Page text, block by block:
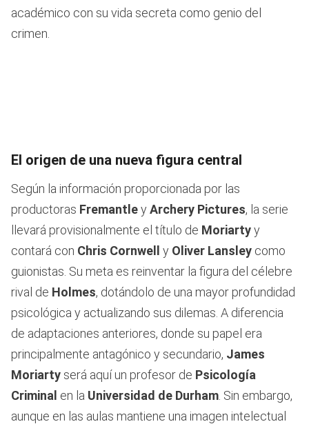
académico con su vida secreta como genio del
crimen.
El origen de una nueva figura central
Según la información proporcionada por las
productoras FremantleyArchery Pictures, la serie
llevará provisionalmente el título de Moriartyy
contará con Chris Cornwell y Oliver Lansley como
guionistas. Su meta es reinventar la figura del célebre
rival de Holmes, dotándolo de una mayor profundidad
psicológica y actualizando sus dilemas. A diferencia
de adaptaciones anteriores, donde su papel era
principalmente antagónico y secundario, James
Moriarty será aquí un profesor de Psicología
Criminal en la Universidad de Durham . Sin embargo,
aunque en las aulas mantiene una imagen intelectual